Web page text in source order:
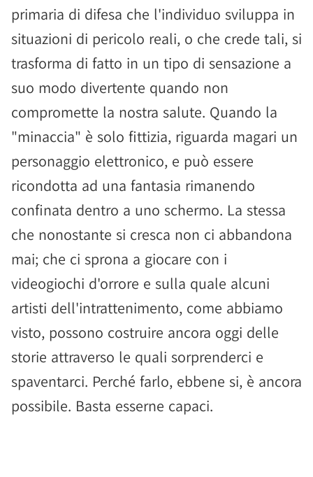
primaria di difesa che l'individuo sviluppa in
situazioni di pericolo reali, o che crede tali, si
trasforma di fatto in un tipo di sensazione a
suo modo divertente quando non
compromette la nostra salute. Quando la
"minaccia" è solo fittizia, riguarda magari un
personaggio elettronico, e può essere
ricondotta ad una fantasia rimanendo
confinata dentro a uno schermo. La stessa
che nonostante si cresca non ci abbandona
mai; che ci sprona a giocare con i
videogiochi d'orrore e sulla quale alcuni
artisti dell'intrattenimento, come abbiamo
visto, possono costruire ancora oggi delle
storie attraverso le quali sorprenderci e
spaventarci. Perché farlo, ebbene si, è ancora
possibile. Basta esserne capaci.